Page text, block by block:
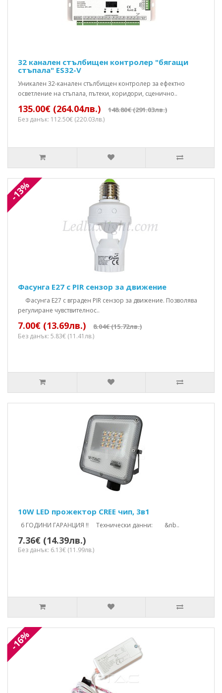
32 канален стълбищен контролер "бягащи
стъпала" ES32-V
Уникален 32-канален стълбищен контролер за ефектно
осветление на стъпала, пътеки, коридори, сценично..
135.00€ (264.04лв.) 148.80€ (291.03лв.)
Без данък: 112.50€ (220.03лв.)
-13%
Фасунга Е27 с PIR сензор за движение
Фасунга E27 с вграден PIR сензор за движение. Позволява
регулиране чувствителнос..
7.00€ (13.69лв.) 8.04€ (15.72лв.)
Без данък: 5.83€ (11.41лв.)
10W LED прожектор CREE чип, 3в1
6 ГОДИНИ ГАРАНЦИЯ !! Технически данни: &nb..
7.36€ (14.39лв.)
Без данък: 6.13€ (11.99лв.)
-16%